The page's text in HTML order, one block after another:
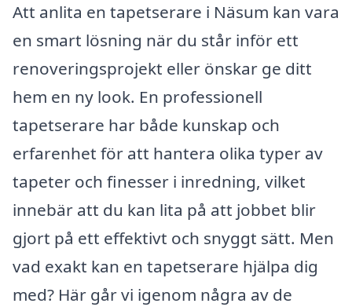
Att anlita en tapetserare i Näsum kan vara
en smart lösning när du står inför ett
renoveringsprojekt eller önskar ge ditt
hem en ny look. En professionell
tapetserare har både kunskap och
erfarenhet för att hantera olika typer av
tapeter och finesser i inredning, vilket
innebär att du kan lita på att jobbet blir
gjort på ett effektivt och snyggt sätt. Men
vad exakt kan en tapetserare hjälpa dig
med? Här går vi igenom några av de